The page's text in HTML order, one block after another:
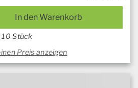
In den Warenkorb
10 Stück
Preis anzeigen